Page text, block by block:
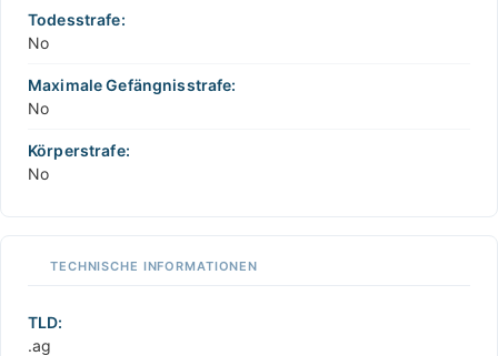
Todesstrafe:
No
Maximale Gefängnisstrafe:
No
Körperstrafe:
No
TECHNISCHE INFORMATIONEN
TLD:
.ag